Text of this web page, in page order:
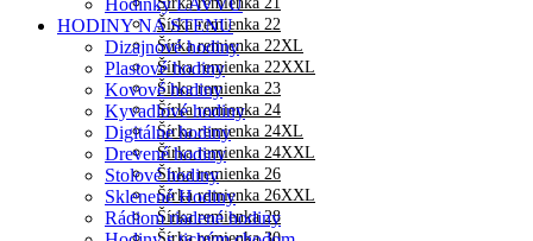
Šírka remienka 22
Šírka remienka 22XL
Šírka remienka 22XXL
Šírka remienka 23
Šírka remienka 24
Šírka remienka 24XL
Šírka remienka 24XXL
Šírka remienka 26
Šírka remienka 26XXL
Šírka remienka 28
Šírka remienka 30
Hodinky LAVVU
HODINY NA STENU
Dizajnové hodiny
Plastové hodiny
Kovové hodiny
Kyvadlové hodiny
Digitálne hodiny
Drevené hodiny
Stolové hodiny
Sklenené Hodiny
Rádiom riadené hodiny